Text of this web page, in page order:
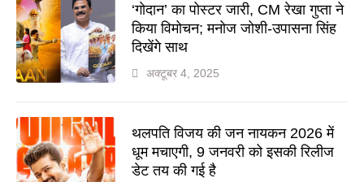
‘गोदान’ का पोस्टर जारी, CM रेखा गुप्ता ने
किया विमोचन; मनोज जोशी-उपासना सिंह
दिखेंगे साथ
अक्टूबर 4, 2025
थलपति विजय की जन नायकन 2026 में
धूम मचाएगी, 9 जनवरी को इसकी रिलीज
डेट तय की गई है